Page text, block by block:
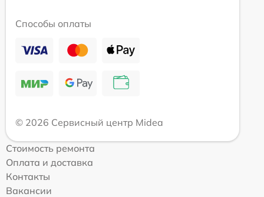
Способы оплаты
© 2026 Сервисный центр Midea
Стоимость ремонта
Оплата и доставка
Контакты
Вакансии